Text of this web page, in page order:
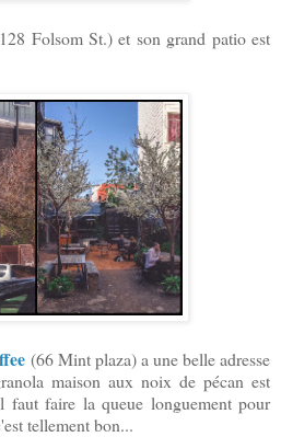
Folsom St.) et son grand patio est
(66 Mint plaza) a une belle adresse
maison aux noix de pécan est
faire la queue longuement pour
tellement bon...